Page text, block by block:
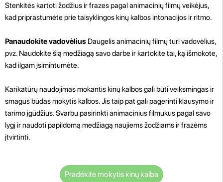
Stenkitės kartoti žodžius ir frazes pagal animacinių filmų veikėjus,
kad priprastumėte prie taisyklingos kinų kalbos intonacijos ir ritmo.
Panaudokite vadovėlius Daugelis animacinių filmų turi vadovėlius,
pvz. Naudokite šią medžiagą savo darbe ir kartokite tai, ką išmokote,
kad ilgam įsimintumėte.
Karikatūrų naudojimas mokantis kinų kalbos gali būti veiksmingas ir
smagus būdas mokytis kalbos. Jis taip pat gali pagerinti klausymo ir
tarimo įgūdžius. Svarbu pasirinkti animacinius filmukus pagal savo
lygį ir naudoti papildomą medžiagą naujiems žodžiams ir frazėms
įtvirtinti.
Pradėkite mokytis kinų kalba